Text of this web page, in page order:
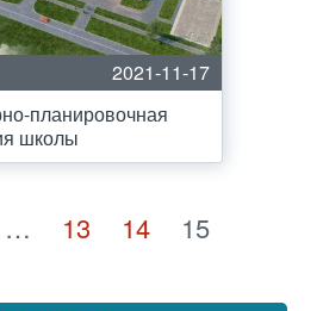
2021-11-17
планировочная
школы
… 13 14 15